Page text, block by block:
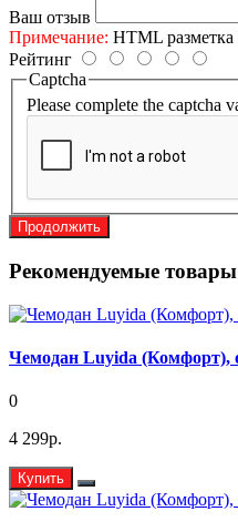
Ваш отзыв
Примечание: HTML
Рейтинг
Captcha
Please complete the captcha
Продолжить
Рекомендуемые товары
Чемодан Luyida (Комфорт),
0
4 299р.
Купить